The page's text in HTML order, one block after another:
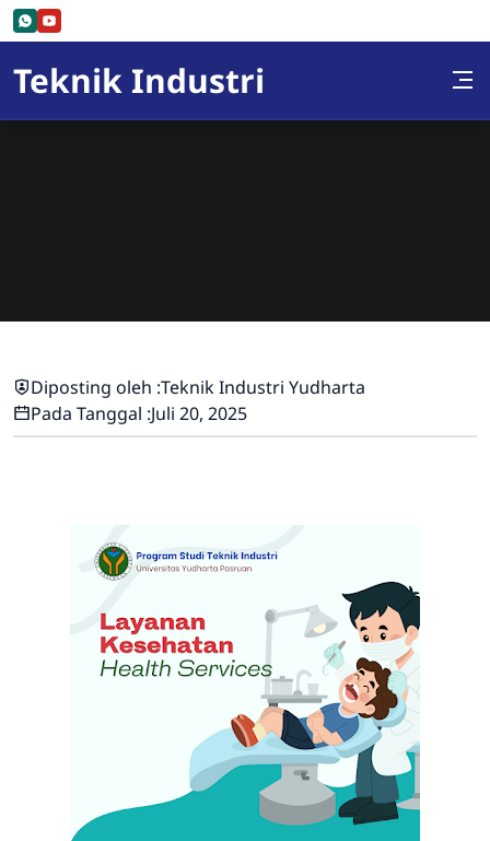
Skip to Content
Teknik Industri
Diposting oleh :Teknik Industri Yudharta
Pada Tanggal :Juli 20, 2025